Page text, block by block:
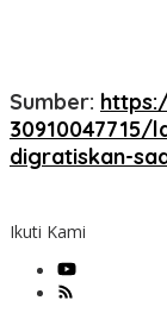
Sumber:
30910047715/
digratiskan-
Ikuti Kami